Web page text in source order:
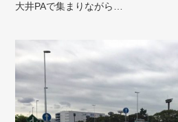
大井PAで集まりながら…